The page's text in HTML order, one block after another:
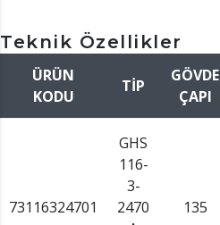
Teknik Özellikler
ÜRÜN
KODU
TİP
GÖVDE
ÇAPI
73116324701
GHS
116-
3-
2470
135